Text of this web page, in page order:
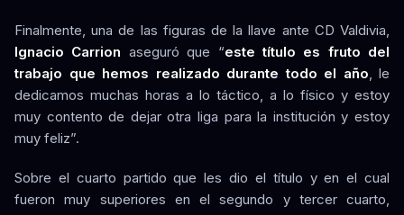
Finalmente, una de las figuras de la llave ante CD Valdivia,
Ignacio Carrion aseguró que “este título es fruto del
trabajo que hemos realizado durante todo el año, le
dedicamos muchas horas a lo táctico, a lo físico y estoy
muy contento de dejar otra liga para la institución y estoy
muy feliz”.
Sobre el cuarto partido que les dio el título y en el cual
fueron muy superiores en el segundo y tercer cuarto,